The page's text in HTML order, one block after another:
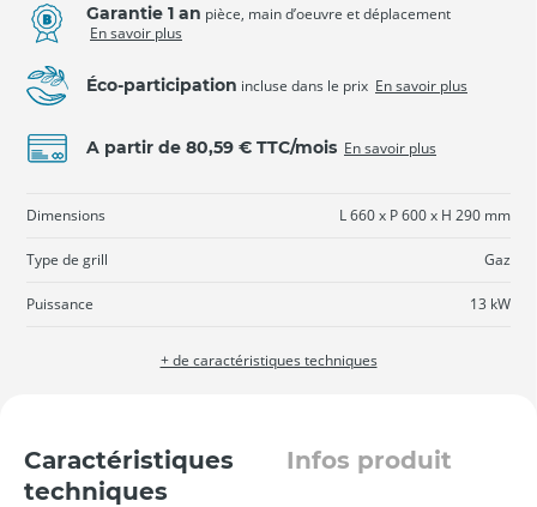
Garantie 1 an pièce, main d’oeuvre et déplacement
En savoir plus
Éco-participation incluse dans le prix En savoir plus
A partir de 80,59 € TTC/mois En savoir plus
Dimensions L 660 x P 600 x H 290 mm
Type de grill Gaz
Puissance 13 kW
+ de caractéristiques techniques
Caractéristiques
techniques
Infos produit